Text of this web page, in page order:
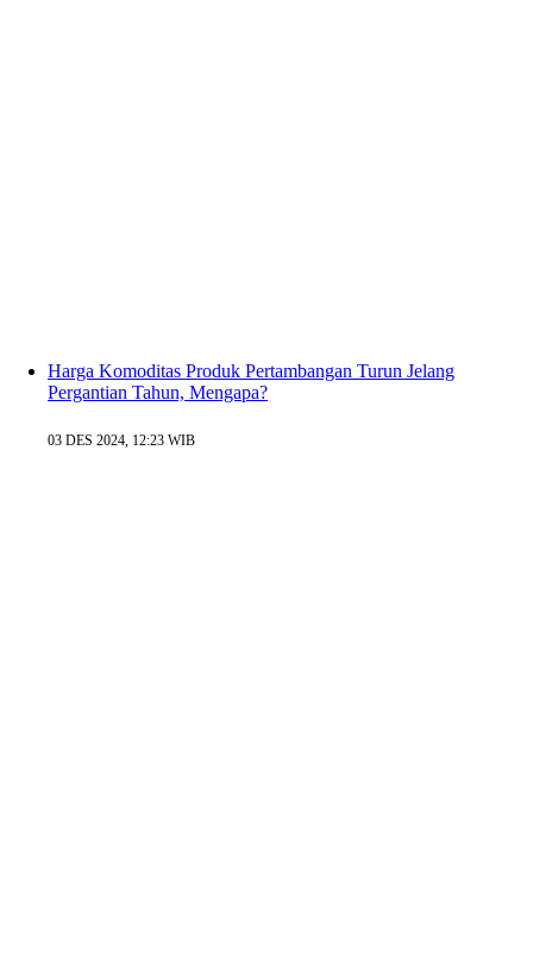
Harga Komoditas Produk Pertambangan Turun Jelang
Pergantian Tahun, Mengapa?
03 DES 2024, 12:23 WIB